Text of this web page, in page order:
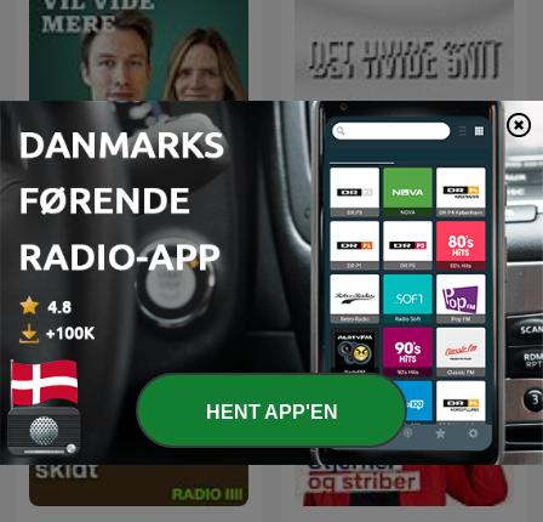
Hvis du vil vide mere
Det Hvide Snit - en
podcast om AGF
HENT APP'EN